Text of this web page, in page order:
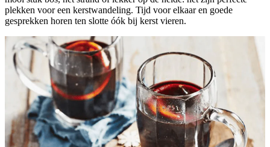
plekken voor een kerstwandeling. Tijd voor elkaar en goede
gesprekken horen ten slotte óók bij kerst vieren.